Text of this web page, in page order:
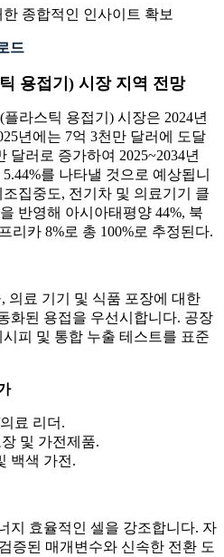
한 종합적인 인사이트 확보
드
용접기) 시장 지역 전망
라스틱 용접기) 시장은 2024년
년에는 7억 3천만 달러에 도달
달러로 증가하여 2025~2034년
를 나타낼 것으로 예상됩니
집중도, 전기차 및 의료기기 클
반영해 아시아태평양 44%, 북
리카 8%로 총 100%로 추정된다.
의료 기기 및 식품 포장에 대한
화된 용접을 우선시합니다. 공장
피 및 통합 누출 테스트를 표준
료 리더.
및 가전제품.
백색 가전.
지 효율적인 셀을 강조합니다. 자
증된 매개변수와 신속한 전환 도